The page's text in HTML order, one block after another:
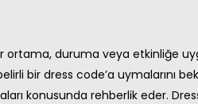
ortama, duruma veya etkinliğe
bir dress code’a uymalarını
konusunda rehberlik eder.